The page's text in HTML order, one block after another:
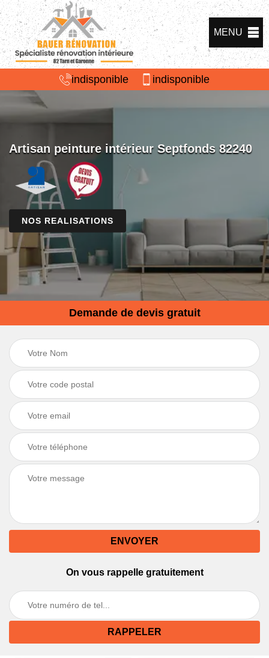
MENU
indisponible indisponible
Artisan peinture intérieur Septfonds 82240
NOS REALISATIONS
Demande de devis gratuit
On vous rappelle gratuitement